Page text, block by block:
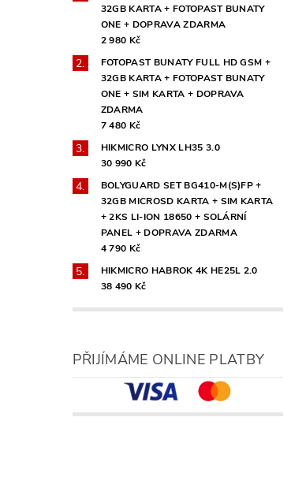
32GB KARTA + FOTOPAST BUNATY
ONE + DOPRAVA ZDARMA
2 980 Kč
FOTOPAST BUNATY FULL HD GSM +
32GB KARTA + FOTOPAST BUNATY
ONE + SIM KARTA + DOPRAVA
ZDARMA
7 480 Kč
HIKMICRO LYNX LH35 3.0
30 990 Kč
BOLYGUARD SET BG410-M(S)FP +
32GB MICROSD KARTA + SIM KARTA
+ 2KS LI-ION 18650 + SOLÁRNÍ
PANEL + DOPRAVA ZDARMA
4 790 Kč
HIKMICRO HABROK 4K HE25L 2.0
38 490 Kč
PŘIJÍMÁME ONLINE PLATBY